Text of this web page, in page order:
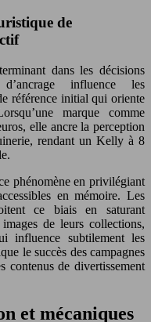
de
dans les décisions
influence les
référence initial qui oriente
marque comme
elle ancre la perception
rendant un Kelly à 8
phénomène en privilégiant
en mémoire. Les
ce biais en saturant
de leurs collections,
influence subtilement les
le succès des campagnes
contenus de divertissement
et mécaniques